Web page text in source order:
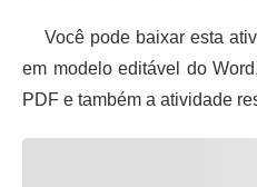
Você pode baixar esta
em modelo editável do
PDF e também a atividade